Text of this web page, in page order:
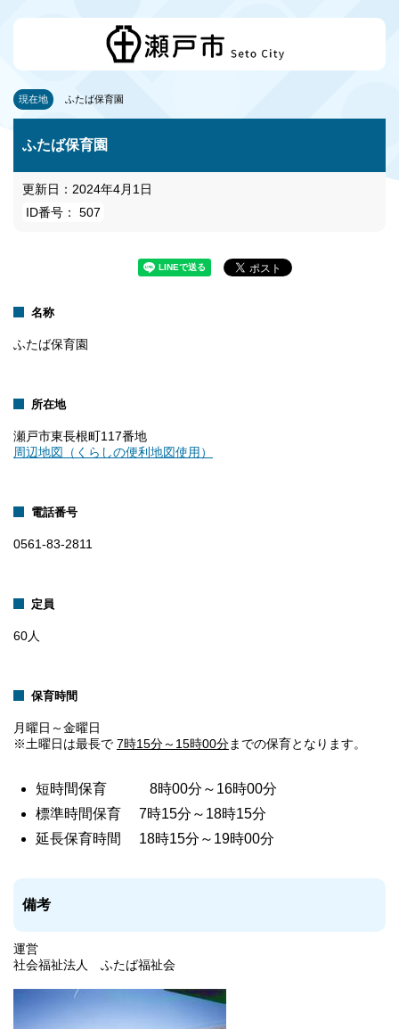
現在地 ふたば保育園
ふたば保育園
更新日：2024年4月1日
ID番号： 507
名称
ふたば保育園
所在地
瀬戸市東長根町117番地
周辺地図（くらしの便利地図使用）
電話番号
0561-83-2811
定員
60人
保育時間
月曜日～金曜日
※土曜日は最長で 7時15分～15時00分までの保育となります。
短時間保育 8時00分～16時00分
標準時間保育 7時15分～18時15分
延長保育時間 18時15分～19時00分
備考
運営
社会福祉法人 ふたば福祉会